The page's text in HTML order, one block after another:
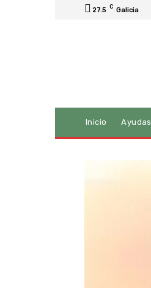
27.5 C Galicia
Inicio Ayudas